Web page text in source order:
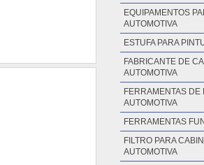
EQUIPAMENTOS
AUTOMOTIVA
ESTUFA PARA
FABRICANTE DE
AUTOMOTIVA
FERRAMENTAS DE
AUTOMOTIVA
FERRAMENTAS
FILTRO PARA
AUTOMOTIVA